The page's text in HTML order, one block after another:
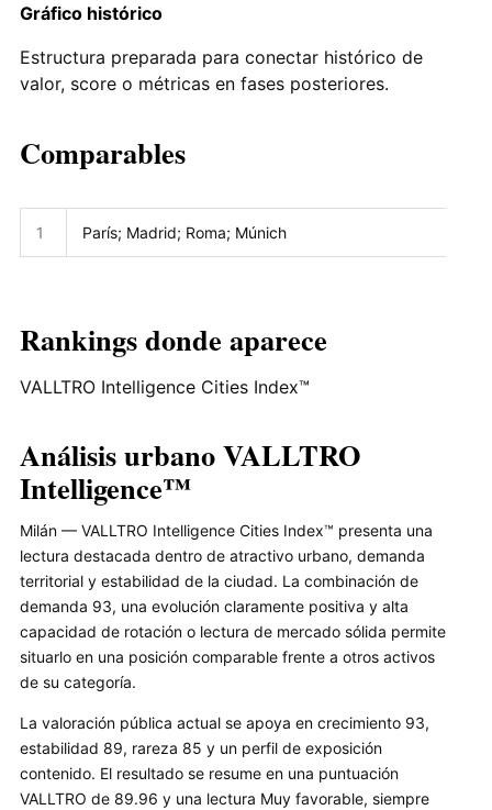
Gráfico histórico
Estructura preparada para conectar histórico de
valor, score o métricas en fases posteriores.
Comparables
1 París; Madrid; Roma; Múnich
Rankings donde aparece
VALLTRO Intelligence Cities Index™
Análisis urbano VALLTRO
Intelligence™
Milán — VALLTRO Intelligence Cities Index™ presenta una
lectura destacada dentro de atractivo urbano, demanda
territorial y estabilidad de la ciudad. La combinación de
demanda 93, una evolución claramente positiva y alta
capacidad de rotación o lectura de mercado sólida permite
situarlo en una posición comparable frente a otros activos
de su categoría.
La valoración pública actual se apoya en crecimiento 93,
estabilidad 89, rareza 85 y un perfil de exposición
contenido. El resultado se resume en una puntuación
VALLTRO de 89.96 y una lectura Muy favorable, siempre